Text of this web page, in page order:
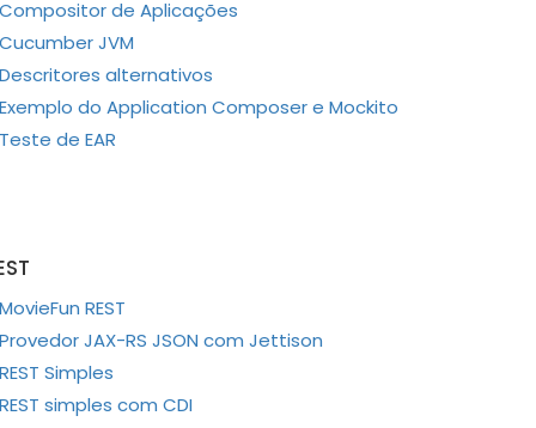
Compositor de Aplicações
Cucumber JVM
Descritores alternativos
Exemplo do Application Composer e Mockito
Teste de EAR
MovieFun REST
Provedor JAX-RS JSON com Jettison
REST Simples
REST simples com CDI